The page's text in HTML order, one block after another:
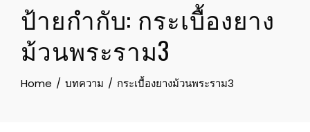
ป้ายกำกับ: กระเบื้องยาง
ม้วนพระราม3
Home บทความ กระเบื้องยางม้วนพระราม3